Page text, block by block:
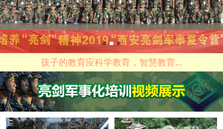
孩子的教育应科学教育，智慧教育...